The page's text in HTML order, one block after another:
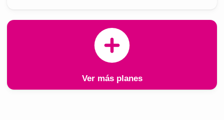
Ver más planes